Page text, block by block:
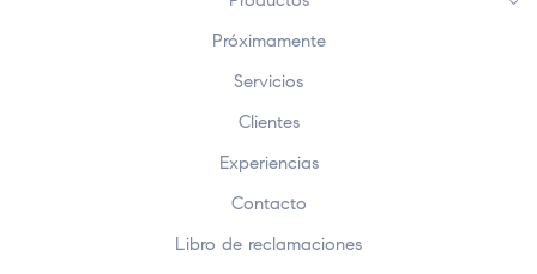
Próximamente
Servicios
Clientes
Experiencias
Contacto
Libro de reclamaciones